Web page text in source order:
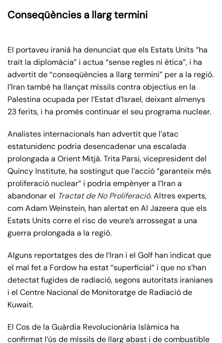
Conseqüències a llarg termini
El portaveu iranià ha denunciat que els Estats Units “ha
traït la diplomàcia” i actua “sense regles ni ètica”, i ha
advertit de “conseqüències a llarg termini” per a la regió.
l’Iran també ha llançat míssils contra objectius en la
Palestina ocupada per l’Estat d’Israel, deixant almenys
23 ferits, i ha promès continuar el seu programa nuclear.
Analistes internacionals han advertit que l’atac
estatunidenc podria desencadenar una escalada
prolongada a Orient Mitjà. Trita Parsi, vicepresident del
Quincy Institute, ha sostingut que l’acció “garanteix més
proliferació nuclear” i podria empènyer a l’Iran a
abandonar el Tractat de No Proliferació. Altres experts,
com Adam Weinstein, han alertat en Al Jazeera que els
Estats Units corre el risc de veure’s arrossegat a una
guerra prolongada a la regió.
Alguns reportatges des de l’Iran i el Golf han indicat que
el mal fet a Fordow ha estat “superficial” i que no s’han
detectat fugides de radiació, segons autoritats iranianes
i el Centre Nacional de Monitoratge de Radiació de
Kuwait.
El Cos de la Guàrdia Revolucionària Islàmica ha
confirmat l’ús de míssils de llarg abast i de combustible